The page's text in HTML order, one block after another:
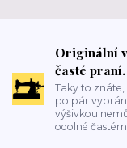
Originální
časté praní.
Taky to
po pár
výšivkou
odolné